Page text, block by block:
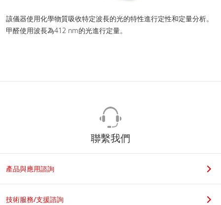
該儀器使用化學物質吸收特定波長的光的特性進行定性和定量分析。
甲醛使用波長為412 nm的光進行定量。
聯繫我們
產品與應用諮詢
技術服務/支援諮詢